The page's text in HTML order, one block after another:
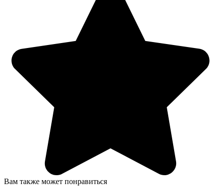
Вам также может понравиться